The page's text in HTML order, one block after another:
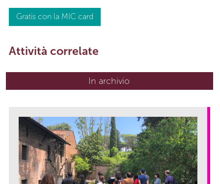
Gratis con la MIC card
Attività correlate
In archivio